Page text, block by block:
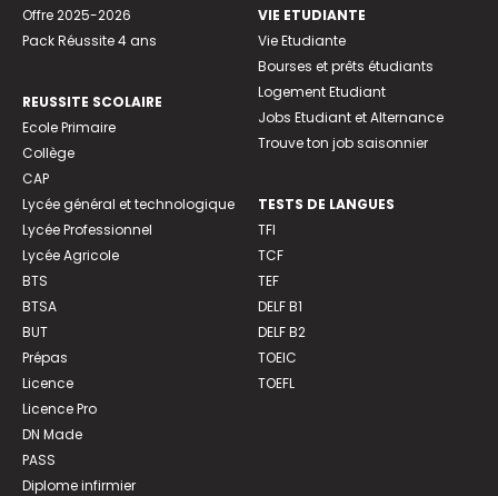
Offre 2025-2026
Pack Réussite 4 ans
REUSSITE SCOLAIRE
Ecole Primaire
Collège
CAP
Lycée général et technologique
Lycée Professionnel
Lycée Agricole
BTS
BTSA
BUT
Prépas
Licence
Licence Pro
DN Made
PASS
Diplome infirmier
VIE ETUDIANTE
Vie Etudiante
Bourses et prêts étudiants
Logement Etudiant
Jobs Etudiant et Alternance
Trouve ton job saisonnier
TESTS DE LANGUES
TFI
TCF
TEF
DELF B1
DELF B2
TOEIC
TOEFL